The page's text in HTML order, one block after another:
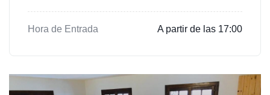
Hora de Entrada A partir de las 17:00